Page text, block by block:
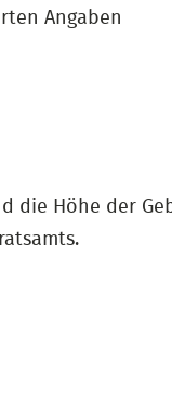
Angaben
die Höhe der